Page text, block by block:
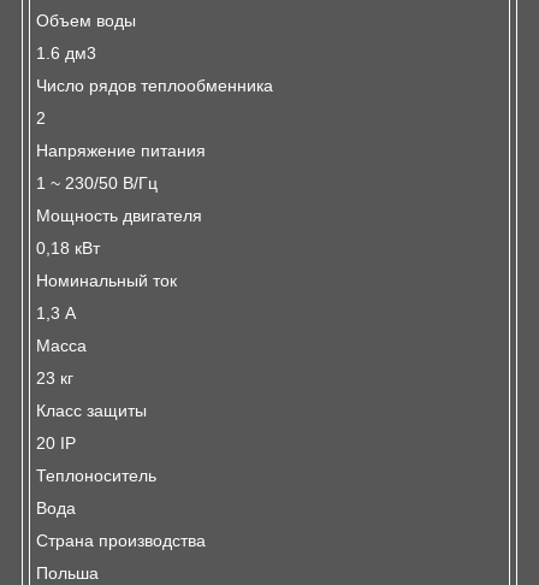
Объем воды
1.6 дм3
Число рядов теплообменника
2
Напряжение питания
1 ~ 230/50 В/Гц
Мощность двигателя
0,18 кВт
Номинальный ток
1,3 А
Масса
23 кг
Класс защиты
20 IP
Теплоноситель
Вода
Страна производства
Польша